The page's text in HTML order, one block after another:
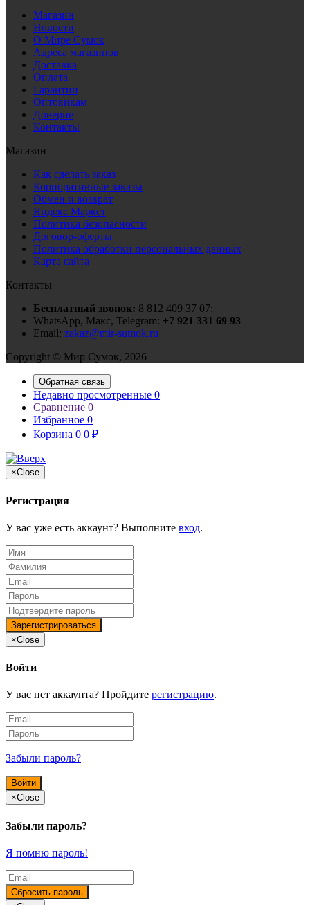
Магазин
Новости
О Мире Сумок
Адреса магазинов
Доставка
Оплата
Гарантии
Оптовикам
Доверие
Контакты
Магазин
Как сделать заказ
Корпоративные заказы
Обмен и возврат
Яндекс Маркет
Политика безопасности
Договор-оферты
Политика обработки персональных данных
Карта сайта
Контакты
Бесплатный звонок: 8 812 409 37 07;
WhatsApp, Макс, Telegram: +7 921 331 69 93
Email: zakaz@mir-sumok.ru
Copyright © Мир Сумок, 2026
Обратная связь
Недавно просмотренные 0
Сравнение 0
Избранное 0
Корзина 0 0 ₽
×Close
Регистрация
У вас уже есть аккаунт? Выполните вход.
×Close
Войти
У вас нет аккаунта? Пройдите регистрацию.
Забыли пароль?
×Close
Забыли пароль?
Я помню пароль!